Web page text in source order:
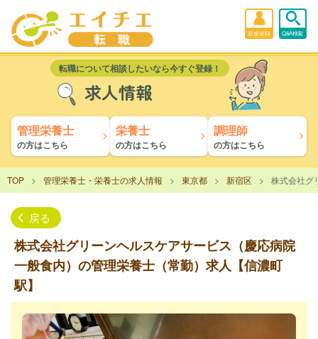
新規登録 Q&A検索
転職について相談したいなら今すぐ登録！
求人情報
管理栄養士
の方はこちら
栄養士
の方はこちら
調理師
の方はこちら
TOP 管理栄養士・栄養士の求人情報 東京都 新宿区 株式会社グ
戻る
株式会社グリーンヘルスケアサービス（慶応病院
一般食内）の管理栄養士（常勤）求人【信濃町
駅】